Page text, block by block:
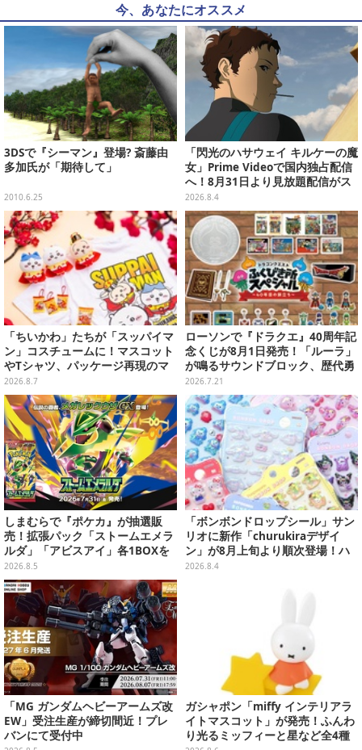
今、あなたにオススメ
3DSで『シーマン』登場? 斎藤由
多加氏が「期待して」
2010.6.25
「閃光のハサウェイ キルケーの魔
女」Prime Videoで国内独占配信
へ！8月31日より見放題配信がス
タート
2026.8.4
「ちいかわ」たちが「スッパイマ
ン」コスチュームに！マスコット
やTシャツ、パッケージ再現のマ
グネットなど全5アイテム
2026.8.7
ローソンで『ドラクエ』40周年記
念くじが8月1日発売！「ルーラ」
が鳴るサウンドブロック、歴代勇
者＆スライムのフィギュアなど、
シリーズを振り返る景品盛りだく
さん
2026.7.21
しまむらで『ポケカ』が抽選販
売！拡張パック「ストームエメラ
ルダ」「アビスアイ」各1BOXを
ラインナップ
2026.8.5
「ボンボンドロップシール」サン
リオに新作「churukiraデザイ
ン」が8月上旬より順次登場！ハ
ローキティ、はぴだんぶいなど全
2026.8.4
「MG ガンダムヘビーアームズ改
EW」受注生産が締切間近！プレ
バンにて受付中
ガシャポン「miffy インテリアラ
イトマスコット」が発売！ふんわ
り光るミッフィーと星など全4種